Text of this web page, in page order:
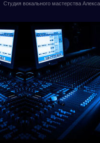
Студия вокального мастерства